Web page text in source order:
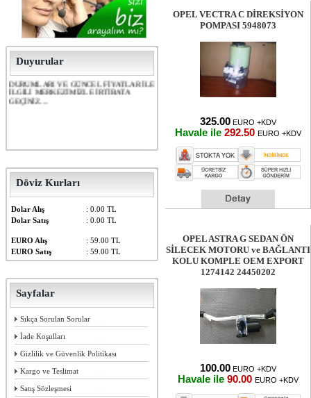
Duyurular
ÖNEMLİ!!!!!!!! LÜTFEN GÜNCEL STOK
DURUMLARI VE GÜNCEL FİYATLAR İLE
İLGİLİ MERKEZİMİZLE İRTİBATA
GEÇİNİZ....
ÖNEMLİ!!!!!!!! LÜTFEN GÜNCEL STOK
DURUMLARI VE GÜNCEL FİYATLAR İLE
İLGİLİ MERKEZİMİZLE İRTİBATA
GEÇİNİZ....
Döviz Kurları
Dolar Alış
: 0.00 TL
Dolar Satış
: 0.00 TL
EURO Alış
: 59.00 TL
EURO Satış
: 59.00 TL
Sayfalar
Sıkça Sorulan Sorular
İade Koşulları
Gizlilik ve Güvenlik Politikası
Kargo ve Teslimat
Satış Sözleşmesi
OPEL VECTRA C DİREKSİYON
POMPASI 5948073
325.00 EURO +KDV
Havale ile 292.50 EURO +KDV
OPEL ASTRA G SEDAN ÖN
SİLECEK MOTORU ve BAĞLANTI
KOLU KOMPLE OEM EXPORT
1274142 24450202
100.00 EURO +KDV
Havale ile 90.00 EURO +KDV